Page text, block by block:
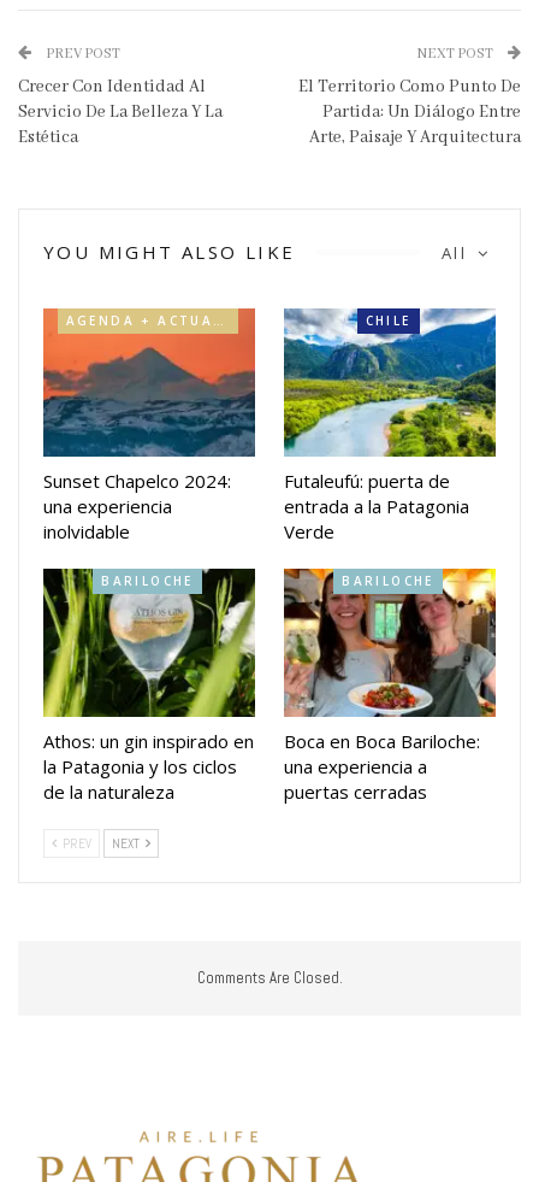
PREV POST
Crecer Con Identidad Al
Servicio De La Belleza Y La
Estética
NEXT POST
El Territorio Como Punto De
Partida: Un Diálogo Entre
Arte, Paisaje Y Arquitectura
All
YOU MIGHT ALSO LIKE
Sunset Chapelco 2024:
una experiencia
inolvidable
CHILE
Futaleufú: puerta de
entrada a la Patagonia
Verde
BARILOCHE
Athos: un gin inspirado en
la Patagonia y los ciclos
de la naturaleza
BARILOCHE
Boca en Boca Bariloche:
una experiencia a
puertas cerradas
PREV NEXT
Comments Are Closed.